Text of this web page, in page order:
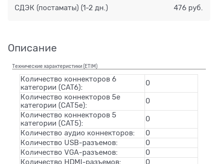
СДЭК (постаматы) (1-2 дн.) 476 руб.
Описание
Технические характеристики (ETIM)
Количество коннекторов 6
категории (CAT6):
0
Количество коннекторов 5e
категории (CAT5e):
0
Количество коннекторов 5
категории (CAT5):
0
Количество аудио коннекторов:
0
Количество USB-разъемов:
0
Количество VGA-разъемов:
0
Количество HDMI-разъемов:
0